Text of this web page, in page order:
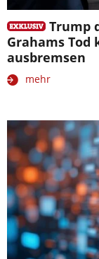
Trump
Grahams Tod
ausbremsen
mehr